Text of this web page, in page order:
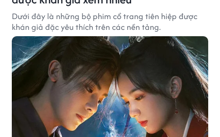
Dưới đây là những bộ phim cổ trang tiên hiệp được
khán giả đặc yêu thích trên các nền tảng.